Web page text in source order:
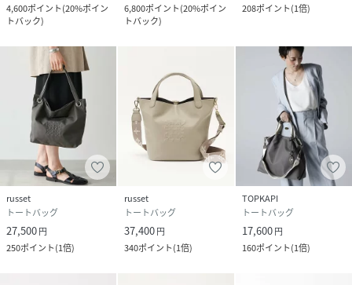
ン素材です。弱撥水加工を施しているため、多少の雨や水に
※ こちらのカラーは「コーデュラナイロン」ではございませ
ん。また、テフロン加工は施されておりませんのであらかじ
めご了承ください。
【カラー展開】
・ライトグレー（Gray）…レザー：濃グレー /金具：シルバ
ー
都会的な印象を与えるカーキがかったグレー。カジュアルス
タイルはもちろん、キレイめスタイルにも。
・ブラック（Black）…レザー：ブラック /金具：シルバー
コーデを引き締める定番カラー。バッグ中央の刺繍がホワイ
トで、重くなりすぎず抜け感を演出します。
4,600ポイント(20%ポイン
トバック)
6,800ポイント(20%ポイン
トバック)
208ポイント(1倍)
russet
トートバッグ
27,500円
250ポイント(1倍)
russet
トートバッグ
37,400円
340ポイント(1倍)
TOPKAPI
トートバッグ
17,600円
160ポイント(1倍)